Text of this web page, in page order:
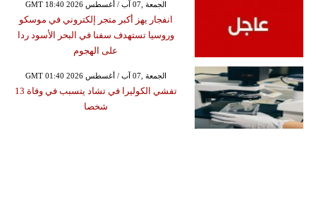
GMT 18:40 2026 الجمعة ,07 آب / أغسطس
انفجار يهز أكبر متجر إلكتروني في موسكو
وروسيا تستهدف سفنا في البحر الأسود ردا
على الهجوم
GMT 01:40 2026 الجمعة ,07 آب / أغسطس
تفشي الكوليرا في تشاد يتسبب في وفاة 13
شخصا